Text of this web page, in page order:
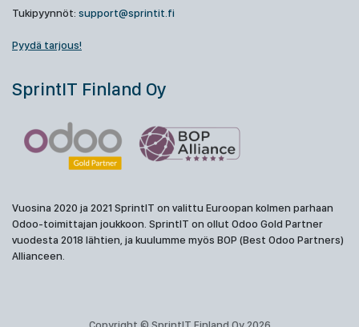
Tukipyynnöt: support@sprintit.fi
Pyydä tarjous!
SprintIT Finland Oy
Vuosina 2020 ja 2021 SprintIT on valittu Euroopan kolmen parhaan
Odoo-toimittajan joukkoon. SprintIT on ollut Odoo Gold Partner
vuodesta 2018 lähtien, ja kuulumme myös BOP (Best Odoo Partners)
Allianceen.
Copyright © SprintIT Finland Oy 2026